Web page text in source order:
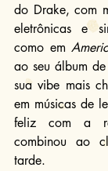
do Drake, com
eletrônicas e
como em
ao seu álbum
sua vibe mais
em músicas de
feliz com a
combinou ao
tarde.